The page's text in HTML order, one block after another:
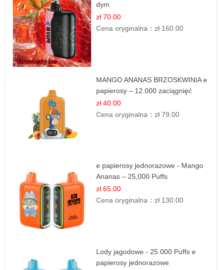
dym
zł 70.00
Cena oryginalna：zł 160.00
MANGO ANANAS BRZOSKWINIA e
papierosy – 12.000 zaciągnięć
zł 40.00
Cena oryginalna：zł 79.00
e papierosy jednorazowe - Mango
Ananas – 25,000 Puffs
zł 65.00
Cena oryginalna：zł 130.00
Lody jagodowe - 25 000 Puffs e
papierosy jednorazowe